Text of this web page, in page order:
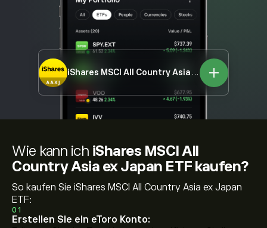
iShares MSCI All Country Asia ex Japan ETF
Wie kann ich iShares MSCI All
Country Asia ex Japan ETF kaufen?
So kaufen Sie iShares MSCI All Country Asia ex Japan
ETF:
01
Erstellen Sie ein eToro Konto: